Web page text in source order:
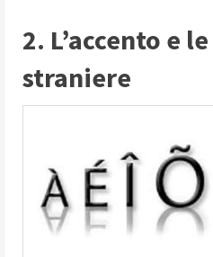
2. L’accento e
straniere